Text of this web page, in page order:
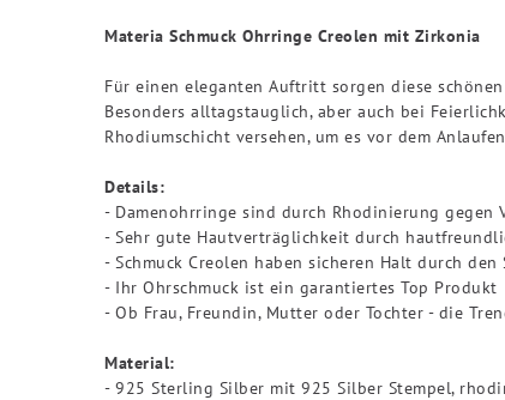
Materia Schmuck Ohrringe Creolen mit Zirkonia
Für einen eleganten Auftritt sorgen diese
Besonders alltagstauglich, aber auch bei
Rhodiumschicht versehen, um es vor dem
Details:
- Damenohrringe sind durch Rhodinierung gegen
- Sehr gute Hautverträglichkeit durch
- Schmuck Creolen haben sicheren Halt durch den
- Ihr Ohrschmuck ist ein garantiertes Top Produkt
- Ob Frau, Freundin, Mutter oder Tochter - die
Material:
- 925 Sterling Silber mit 925 Silber Stempel,